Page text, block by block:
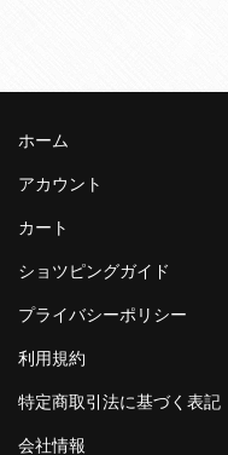
ホーム
アカウント
カート
ショツピングガイド
プライバシーポリシー
利用規約
特定商取引法に基づく表記
会社情報